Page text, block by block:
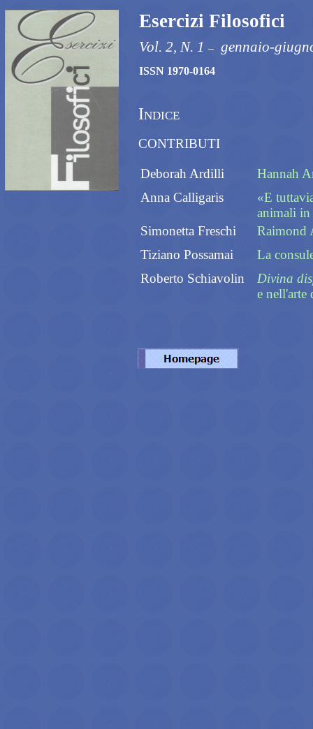
Indice
CONTRIBUTI
Deborah Ardilli
Hannah
Anna Calligaris
«E
animali in
Simonetta Freschi
Raimond
Tiziano Possamai
La
Roberto Schiavolin
Divina
e nell'arte
Esercizi Filosofici
Vol. 2, N. 1 – gennaio-
ISSN 1970-0164